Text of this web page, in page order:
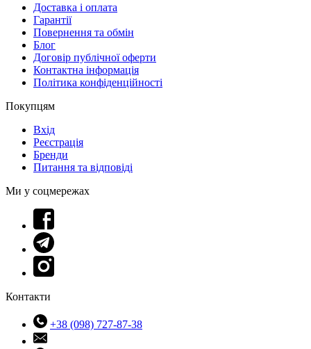
Доставка і оплата
Гарантії
Повернення та обмін
Блог
Договір публічної оферти
Контактна інформація
Політика конфіденційності
Покупцям
Вхід
Реєстрація
Бренди
Питання та відповіді
Ми у соцмережах
Контакти
+38 (098) 727-87-38